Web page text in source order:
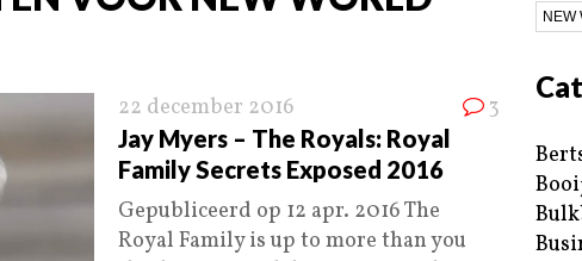
22 december 2016 3
Jay Myers – The Royals: Royal
Family Secrets Exposed 2016
Gepubliceerd op 12 apr. 2016 The
Royal Family is up to more than you